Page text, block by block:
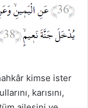
kimse ister
karısını,